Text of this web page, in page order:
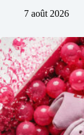
7 août 2026